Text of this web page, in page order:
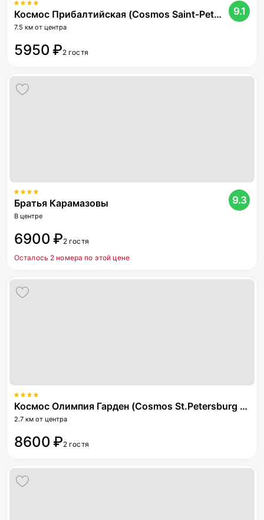
Космос Прибалтийская (Cosmos Saint-Petersburg Pribaltiyskaya Hotel)
7.5 км от центра
9.1
5950 ₽2 гостя
Братья Карамазовы
В центре
9.3
6900 ₽2 гостя
Осталось 2 номера по этой цене
Космос Олимпия Гарден (Cosmos St.Petersburg Olympia Garden Hotel)
2.7 км от центра
8600 ₽2 гостя